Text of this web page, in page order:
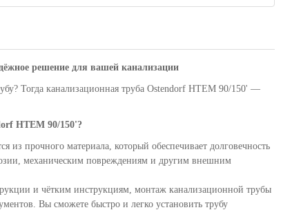
решение для вашей канализации
Тогда канализационная труба Ostendorf HTEM 90/150' —
HTEM 90/150'?
из прочного материала, который обеспечивает долговечность
механическим повреждениям и другим внешним
и чётким инструкциям, монтаж канализационной трубы
Вы сможете быстро и легко установить трубу